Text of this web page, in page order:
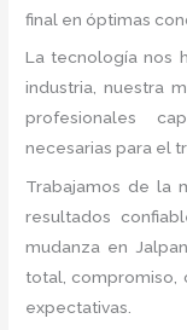
final en óptimas
La tecnología nos
industria, nuestra
profesionales
necesarias para el
Trabajamos de la
resultados
mudanza en
total, compromiso,
expectativas.